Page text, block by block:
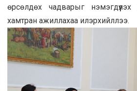
өрсөлдөх чадварыг
хамтран ажиллахаа илэрхийллээ.